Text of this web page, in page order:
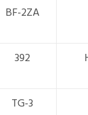
BF-2ZA
392
TG-3